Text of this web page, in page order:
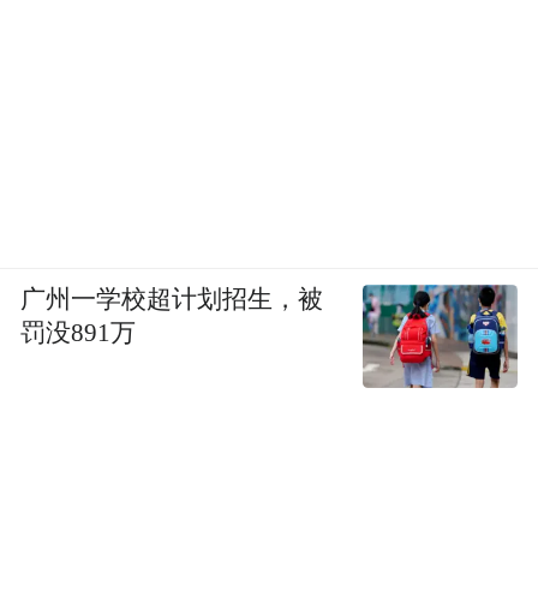
广州一学校超计划招生，被
罚没891万